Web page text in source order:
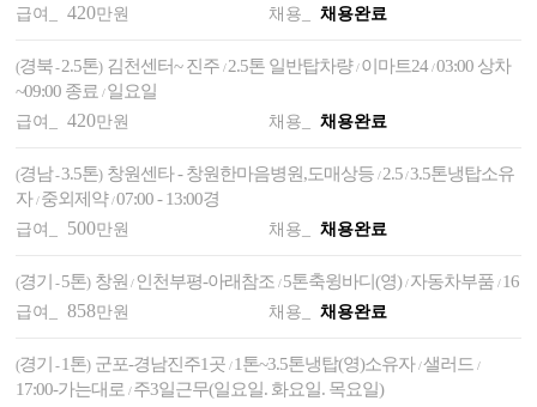
급여_420만원 채용_ 채용완료
(경북-2.5톤) 김천센터~ 진주/ 2.5톤 일반탑차량/ 이마트24/03:00 상차
~09:00 종료/ 일요일
급여_420만원 채용_ 채용완료
(경남-3.5톤) 창원센타 - 창원한마음병원,도매상등/ 2.5 /3.5톤냉탑소유
자/ 중외제약/07:00 - 13:00경
급여_ 500만원 채용_ 채용완료
(경기 -5톤) 창원 / 인천부평-아래참조/ 5톤축윙바디(영)/ 자동차부품/ 16
급여_858만원 채용_ 채용완료
(경기 -1톤) 군포-경남진주1곳/ 1톤~3.5톤냉탑(영)소유자/샐러드/
17:00-가는대로/ 주3일근무(일요일. 화요일. 목요일)